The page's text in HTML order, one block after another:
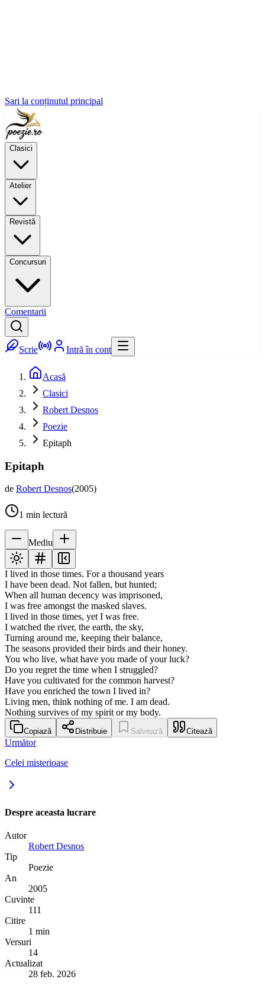
Sari la conținutul principal
Clasici
Atelier
Revistă
Concursuri
Comentarii
Scrie Intră în cont
Acasă
Clasici
Robert Desnos
Poezie
Epitaph
Epitaph
de Robert Desnos(2005)
1 min lectură
Mediu
I lived in those times. For a thousand years
I have been dead. Not fallen, but hunted;
When all human decency was imprisoned,
I was free amongst the masked slaves.
I lived in those times, yet I was free.
I watched the river, the earth, the sky,
Turning around me, keeping their balance,
The seasons provided their birds and their honey.
You who live, what have you made of your luck?
Do you regret the time when I struggled?
Have you cultivated for the common harvest?
Have you enriched the town I lived in?
Living men, think nothing of me. I am dead.
Nothing survives of my spirit or my body.
Copiază Distribuie Salvează Citează
Următor
Celei misterioase
Despre aceasta lucrare
Autor
Robert Desnos
Tip
Poezie
An
2005
Cuvinte
111
Citire
1 min
Versuri
14
Actualizat
28 feb. 2026